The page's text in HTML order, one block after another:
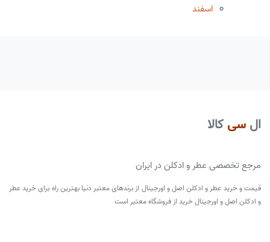
اسفند
ال سی کالا
مرجع تخصصی عطر و ادکلن در ایران
قیمت و خرید عطر و ادکلن اصل و اورجینال از برندهای معتبر دنیا بهترین راه برای خرید عطر
و ادکلن اصل و اورجینال خرید از فروشگاه معتبر است